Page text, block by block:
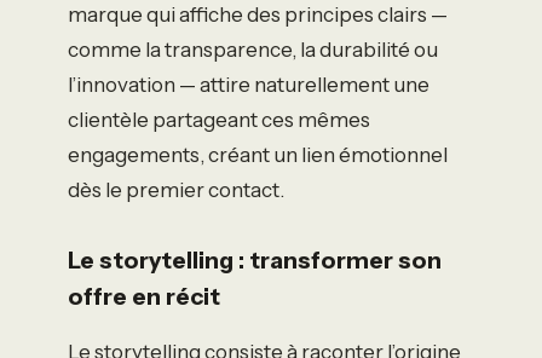
marque qui affiche des principes clairs —
comme la transparence, la durabilité ou
l’innovation — attire naturellement une
clientèle partageant ces mêmes
engagements, créant un lien émotionnel
dès le premier contact.
Le storytelling : transformer son
offre en récit
Le storytelling consiste à raconter l’origine